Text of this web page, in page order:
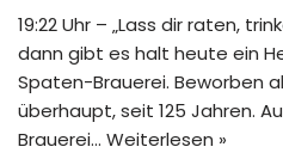
19:22 Uhr – „Lass dir raten,
dann gibt es halt heute ein
Spaten-Brauerei. Beworben
überhaupt, seit 125 Jahren.
Brauerei… Weiterlesen »